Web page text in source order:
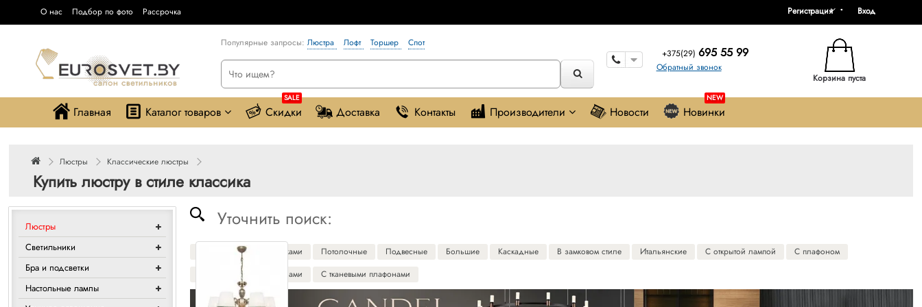
О нас Подбор по фото Рассрочка Вход
Регистрация
Корзина пуста
Популярные запросы: Люстра Лофт Торшер
Спот
+375(29) 695 55 99
Обратный звонок
Главная Каталог товаров
SALE
Скидки Доставка Контакты Производители Новости
NEW
Новинки
Люстры Классические люстры
Купить люстру в стиле классика
Люстры
Светильники
Бра и подсветки
Настольные лампы
Уточнить поиск:
С хрустальными подвесками Потолочные Подвесные Большие Каскадные В замковом стиле Итальянские С открытой лампой
С плафоном
Со стеклянными плафонами
С тканевыми плафонами